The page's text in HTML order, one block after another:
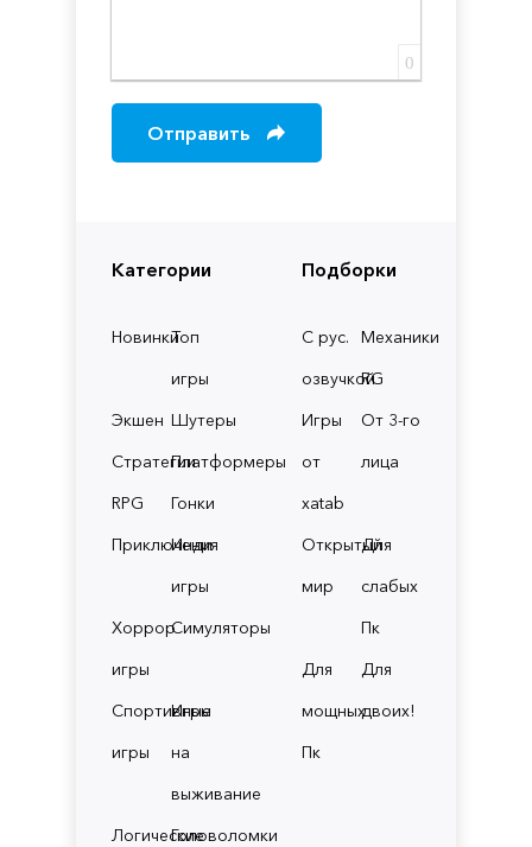
Категории
НовинкиТоп
игры
Экшен Шутеры
СтратегииПлатформеры
RPG
Гонки
Приключения
Инди
игры
Хоррор
игры
Симуляторы
Спортивные
игры
Игры
на
выживание
ЛогическиеГоловоломки
Подборки
С рус.
озвучкой
Механики
RG
Игры
от
xatab
От 3-го
лица
Открытый
мир
Для
слабых
Пк
Для
мощных
Пк
Для
двоих!
0
Отправить